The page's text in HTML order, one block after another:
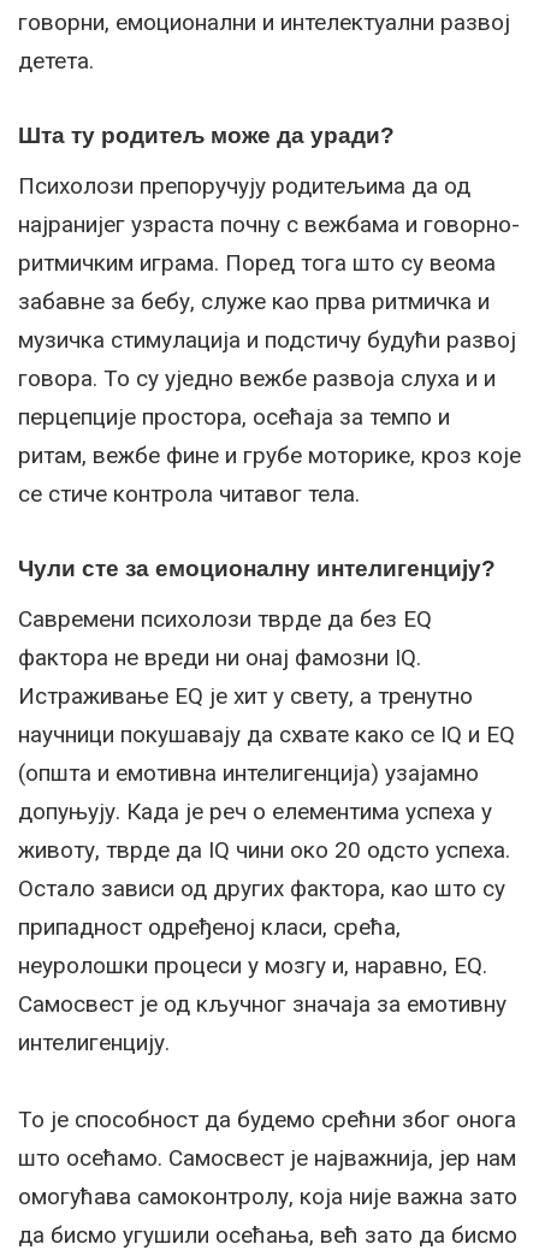
говорни, емоционални и интелектуални развој
детета.
Шта ту родитељ може да уради?
Психолози препоручују родитељима да од
најранијег узраста почну с вежбама и говорно-
ритмичким играма. Поред тога што су веома
забавне за бебу, служе као прва ритмичка и
музичка стимулација и подстичу будући развој
говора. То су уједно вежбе развоја слуха и и
перцепције простора, осећаја за темпо и
ритам, вежбе фине и грубе моторике, кроз које
се стиче контрола читавог тела.
Чули сте за емоционалну интелигенцију?
Савремени психолози тврде да без ЕQ
фактора не вреди ни онај фамозни IQ.
Истраживање ЕQ је хит у свету, а тренутно
научници покушавају да схвате како се IQ и ЕQ
(општа и емотивна интелигенција) узајамно
допуњују. Када је реч о елементима успеха у
животу, тврде да IQ чини око 20 одсто успеха.
Остало зависи од других фактора, као што су
припадност одређеној класи, срећа,
неуролошки процеси у мозгу и, наравно, ЕQ.
Самосвест је од кључног значаја за емотивну
интелигенцију.
То је способност да будемо срећни због онога
што осећамо. Самосвест је најважнија, јер нам
омогућава самоконтролу, која није важна зато
да бисмо угушили осећања, већ зато да бисмо